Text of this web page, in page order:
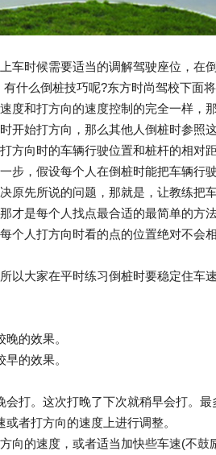
车时候需要适当的调解驾驶座位，在
什么倒桩技巧呢?东方时尚驾校下面将
度和打方向的速度控制的完全一样，
开始打方向，那么其他人倒桩时参照
方向时的车辆行驶位置和桩杆的相对
步，假设每个人在倒桩时能把车辆行
原先所说的问题，那就是，让教练把
才是每个人找点最合适的最简单的方法
个人打方向时看的点的位置绝对不会
以大家在平时练习倒桩时要稳定住车
的效果。
的效果。
打。这次打晚了下次就稍早会打。最
者打方向的速度上进行调整。
向的速度，或者适当加快些车速(不鼓